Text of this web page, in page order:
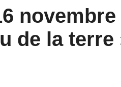
novembre
de la terre